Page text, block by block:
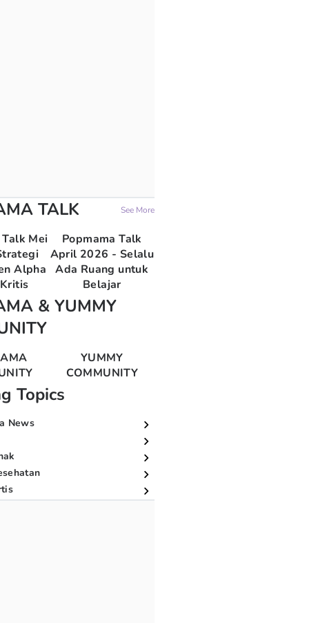
TALK See More
Mei
Alpha
Popmama Talk
April 2026 - Selalu
Ada Ruang untuk
Belajar
& YUMMY
YUMMY
COMMUNITY
Topics
News